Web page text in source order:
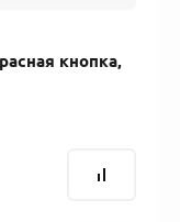
кнопка,